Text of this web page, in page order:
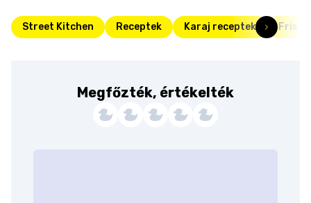
Street Kitchen Receptek Karaj receptek Friss
Megfőzték, értékelték